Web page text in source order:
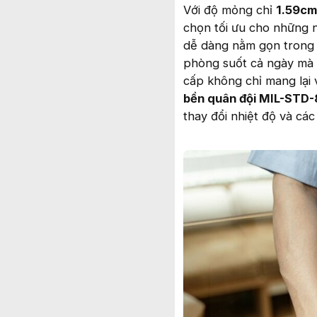
Với độ mỏng chỉ 1.59cm
chọn tối ưu cho những
dễ dàng nằm gọn
phòng suốt cả ngày
cấp không chỉ mang
bền quân đội MIL-STD-
thay đổi nhiệt độ và